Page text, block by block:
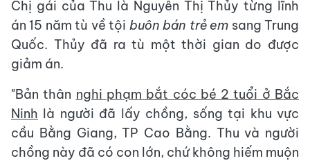
Chị gái của Thu là Nguyễn Thị Thủy từng lĩnh
án 15 năm tù về tội buôn bán trẻ em sang Trung
Quốc. Thủy đã ra tù một thời gian do được
giảm án.
"Bản thân nghi phạm bắt cóc bé 2 tuổi ở Bắc
Ninh là người đã lấy chồng, sống tại khu vực
cầu Bằng Giang, TP Cao Bằng. Thu và người
chồng này đã có con lớn, chứ không hiếm muộn